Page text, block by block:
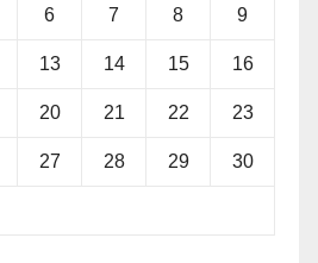
6 7 8 9
13 14 15 16
20 21 22 23
27 28 29 30